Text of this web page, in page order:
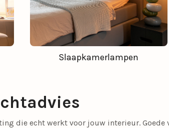
Slaapkamerlampen
die echt werkt voor jouw interieur.